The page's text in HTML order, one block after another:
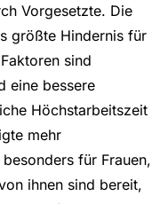
Vorgesetzte. Die
größte Hindernis für
sind
eine bessere
Höchstarbeitszeit
mehr
für Frauen,
ihnen sind bereit,